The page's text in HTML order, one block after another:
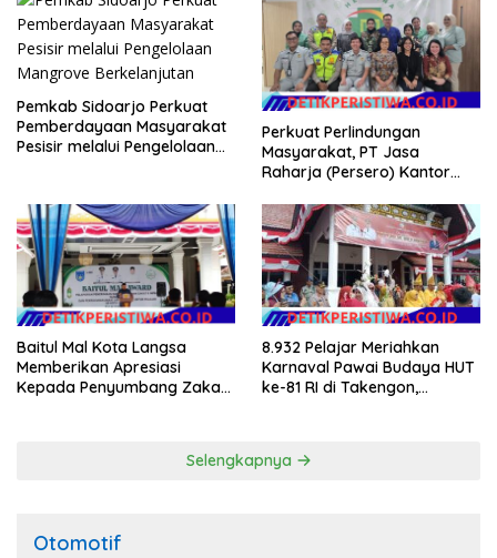
Pemkab Sidoarjo Perkuat
Pemberdayaan Masyarakat
Pesisir melalui Pengelolaan
Perkuat Perlindungan
Masyarakat, PT Jasa
Raharja (Persero) Kantor
Sinergi Lintas Instansi
Baitul Mal Kota Langsa
Memberikan Apresiasi
Kepada Penyumbang Zakat
8.932 Pelajar Meriahkan
Karnaval Pawai Budaya HUT
ke-81 RI di Takengon,
Selengkapnya
Otomotif